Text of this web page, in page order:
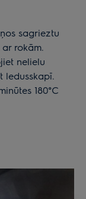
rokām.
nelielu
ledusskapī.
180°C